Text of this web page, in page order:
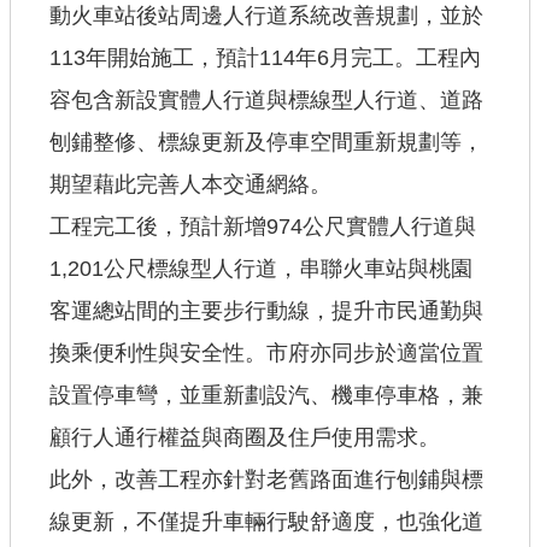
動火車站後站周邊人行道系統改善規劃，並於
113年開始施工，預計114年6月完工。工程內
容包含新設實體人行道與標線型人行道、道路
刨鋪整修、標線更新及停車空間重新規劃等，
期望藉此完善人本交通網絡。
工程完工後，預計新增974公尺實體人行道與
1,201公尺標線型人行道，串聯火車站與桃園
客運總站間的主要步行動線，提升市民通勤與
換乘便利性與安全性。市府亦同步於適當位置
設置停車彎，並重新劃設汽、機車停車格，兼
顧行人通行權益與商圈及住戶使用需求。
此外，改善工程亦針對老舊路面進行刨鋪與標
線更新，不僅提升車輛行駛舒適度，也強化道